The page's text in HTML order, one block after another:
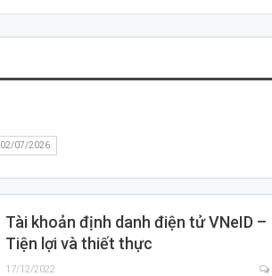
02/07/2026
Tài khoản định danh điện tử VNeID –
Tiện lợi và thiết thực
17/12/2022